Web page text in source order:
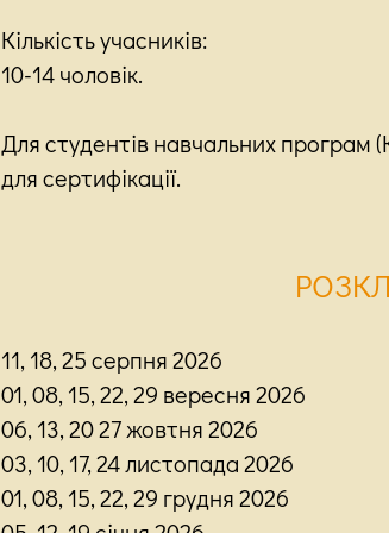
Кількість учасників:
10-14 чоловік.
Для студентів навчальних програм
для сертифікації.
11, 18, 25 серпня 2026
01, 08, 15, 22, 29 вересня 2026
06, 13, 20 27 жовтня 2026
03, 10, 17, 24 листопада 2026
01, 08, 15, 22, 29 грудня 2026